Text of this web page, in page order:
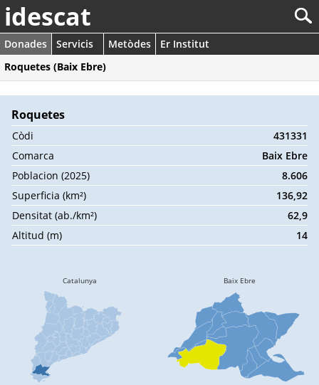
idescat
Donades Servicis Metòdes
Er Institut
Roquetes (Baix Ebre)
Roquetes
Còdi
431331
Comarca
Baix Ebre
Poblacion (2025)
8.606
Superficia (km²)
136,92
Densitat (ab./km²)
62,9
Altitud (m)
14